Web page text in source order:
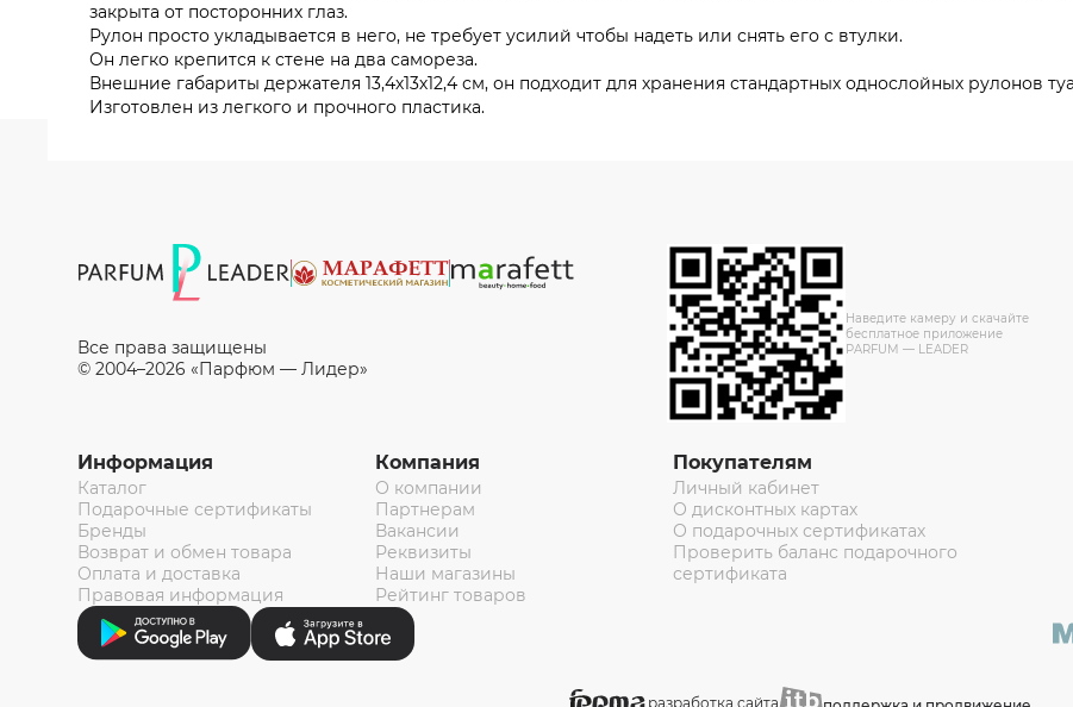
закрыта от посторонних глаз.
Рулон просто укладывается в него, не требует усилий чтобы надеть или снять его с втулки.
Он легко крепится к стене на два самореза.
Внешние габариты держателя 13,4х13х12,4 см, он подходит для хранения стандартных однослойных рулонов
Изготовлен из легкого и прочного пластика.
Все права защищены
© 2004–2026 «Парфюм — Лидер»
Наведите камеру и скачайте
бесплатное приложение
PARFUM — LEADER
Информация
Каталог
Подарочные сертификаты
Бренды
Возврат и обмен товара
Оплата и доставка
Правовая информация
Компания
О компании
Партнерам
Вакансии
Реквизиты
Наши магазины
Рейтинг товаров
Покупателям
Личный кабинет
О дисконтных картах
О подарочных сертификатах
Проверить баланс подарочного
сертификата
разработка сайта